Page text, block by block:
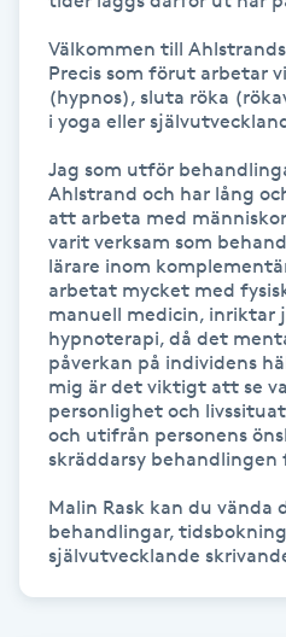
Frekvensterapi
Friskvård
Frisör
Funktionsanalys
Färgning
Föning
Gel naglar
Gelenaglar
Välkommen till
Precis som förut arbetar
(hypnos), sluta röka
i yoga eller
Jag som utför
Ahlstrand och har lång
att arbeta med
varit verksam som
lärare inom
arbetat mycket med
manuell medicin, inriktar
hypnoterapi, då det
påverkan på individens
mig är det viktigt att se
personlighet och
och utifrån personens
skräddarsy
Malin Rask kan du
behandlingar,
självutvecklande